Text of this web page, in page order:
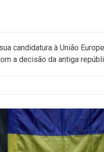
candidatura à União
a decisão da antiga